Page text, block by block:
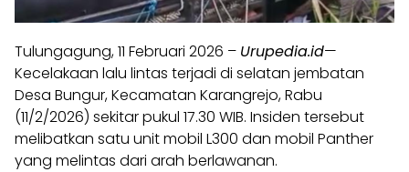
Tulungagung, 11 Februari 2026 – Urupedia.id—
Kecelakaan lalu lintas terjadi di selatan jembatan
Desa Bungur, Kecamatan Karangrejo, Rabu
(11/2/2026) sekitar pukul 17.30 WIB. Insiden tersebut
melibatkan satu unit mobil L300 dan mobil Panther
yang melintas dari arah berlawanan.